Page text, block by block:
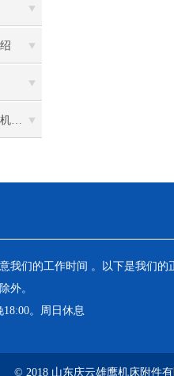
逐渐步入主流的数控机床，为机床企业带来商机
我们的工作时间 。以下是我们的
外。
。周日休息
© 2018 山东庆云雄鹰机床附件